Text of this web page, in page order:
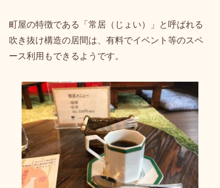
町屋の特徴である「常居（じょい）」と呼ばれる
吹き抜け構造の居間は、有料でイベント等のスペ
ース利用もできるようです。